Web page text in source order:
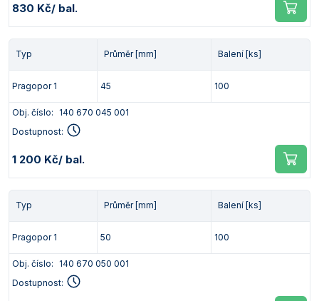
830 Kč/ bal.
Typ Průměr [mm] Balení [ks]
Pragopor 1 45 100
Obj. číslo:
140 670 045 001
Dostupnost:
1 200 Kč/ bal.
Typ Průměr [mm] Balení [ks]
Pragopor 1 50 100
Obj. číslo:
140 670 050 001
Dostupnost: